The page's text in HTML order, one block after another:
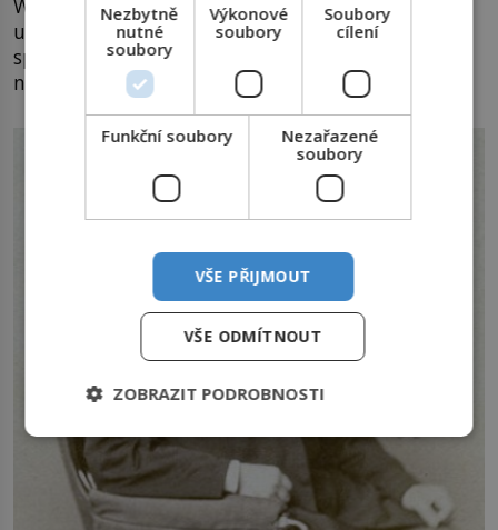
Werther okamžitě telegrafuje králi do lázní. „Jsem
uražen jejich způsobem jednání, které nemá nic
společného s diplomatickou důstojností,“ reaguje
na to rozčileně Vilém.
Nezbytně
nutné
soubory
Výkonové
soubory
Soubory
cílení
Funkční soubory
Nezařazené
soubory
VŠE PŘIJMOUT
VŠE ODMÍTNOUT
ZOBRAZIT PODROBNOSTI